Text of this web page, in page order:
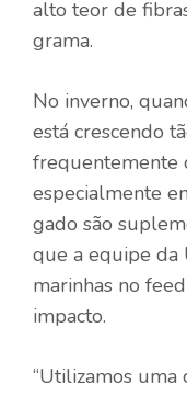
alto teor de
grama.
No inverno,
está crescendo
frequentemente
especialmente
gado são
que a equipe da
marinhas no
impacto.
“Utilizamos uma